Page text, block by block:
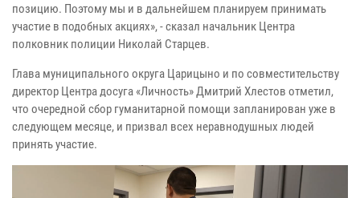
позицию. Поэтому мы и в дальнейшем планируем принимать
участие в подобных акциях», - сказал начальник Центра
полковник полиции Николай Старцев.
Глава муниципального округа Царицыно и по совместительству
директор Центра досуга «Личность» Дмитрий Хлестов отметил,
что очередной сбор гуманитарной помощи запланирован уже в
следующем месяце, и призвал всех неравнодушных людей
принять участие.